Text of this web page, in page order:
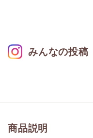
商品説明
みんなの投稿